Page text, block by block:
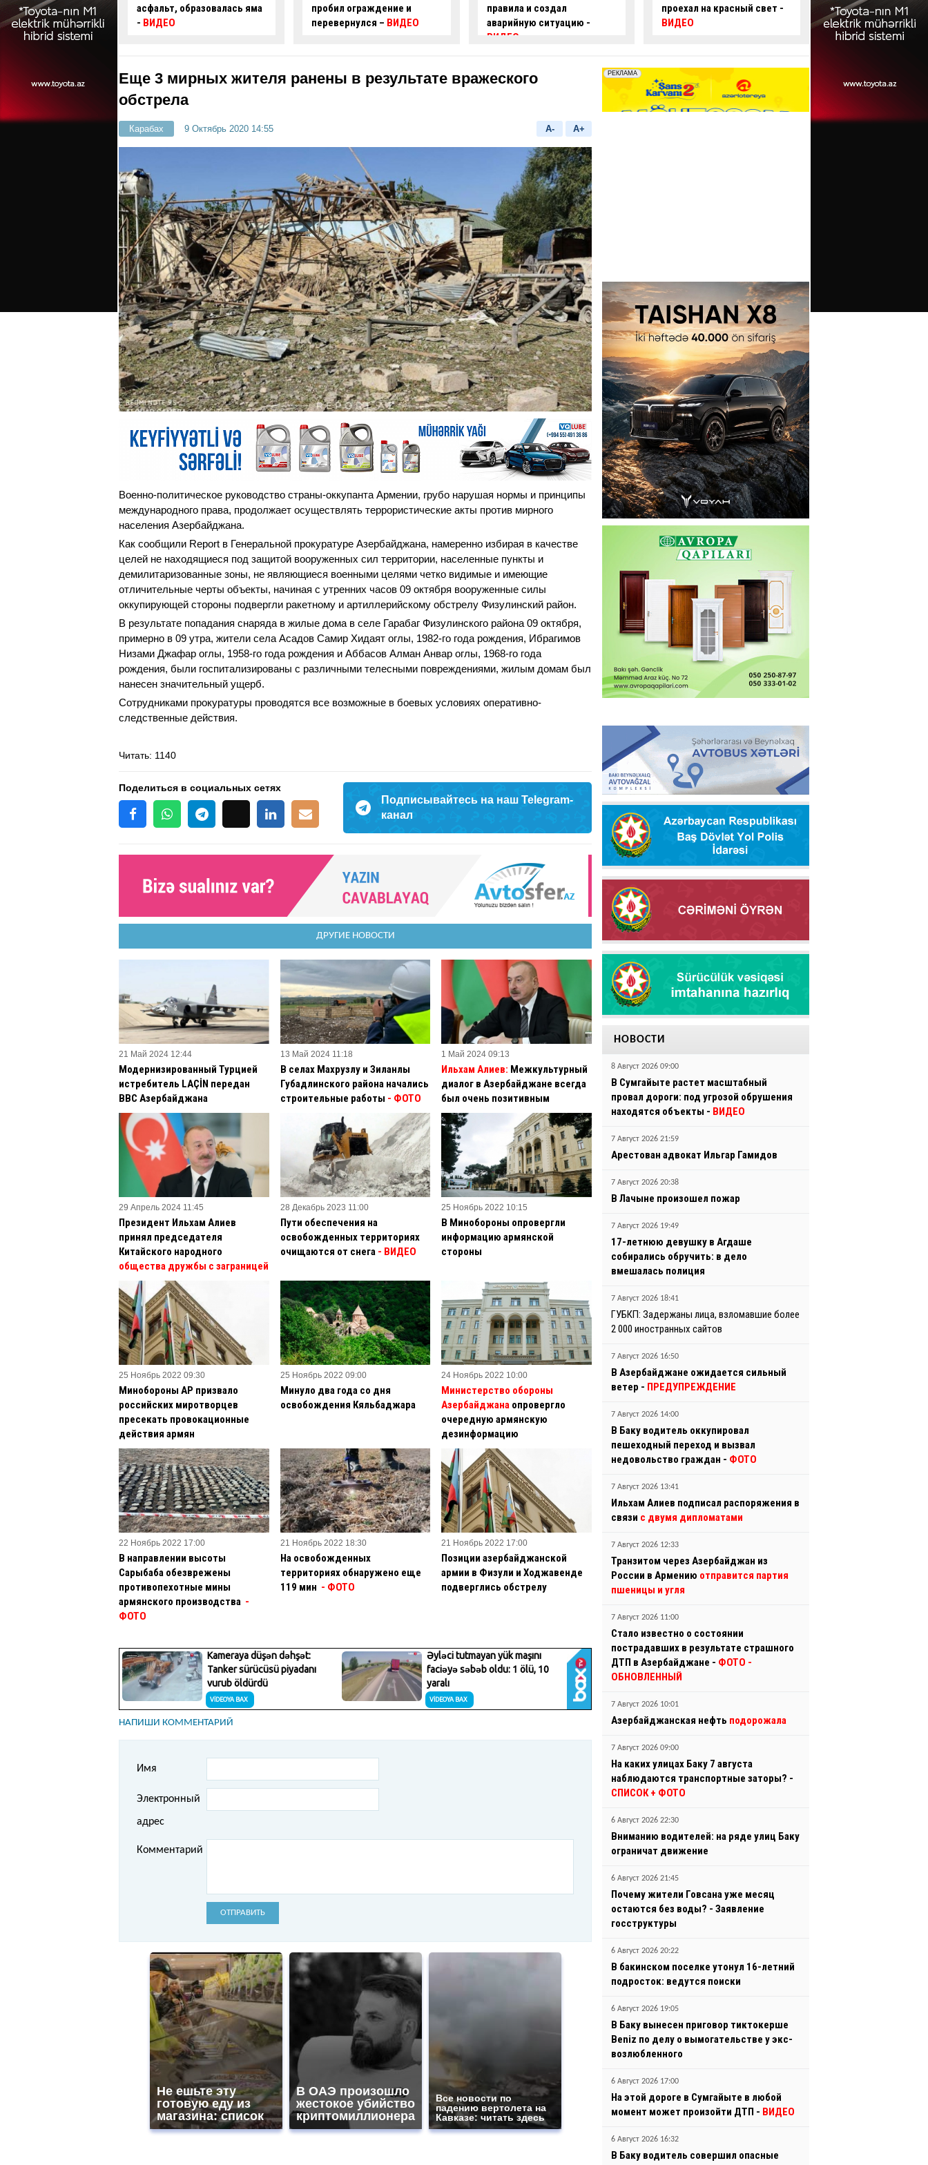
смертельное
погибший и
асфальт, образовалась яма
- ВИДЕО
пробил ограждение и
перевернулся – ВИДЕО
правила и создал
аварийную ситуацию -
ВИДЕО
проехал на красный свет -
ВИДЕО
оккупировал
переход и вызвал
недовольство
Еще 3 мирных жителя ранены в результате вражеского
обстрела
Карабах 9 Октябрь 2020 14:55 A- A+
Военно-политическое руководство страны-оккупанта​ Армении, грубо нарушая нормы и принципы
международного права, продолжает осуществлять​ террористические акты против мирного
населения Азербайджана.
Как сообщили Report в Генеральной прокуратуре Азербайджана, намеренно избирая в качестве
целей не находящиеся под защитой вооруженных сил территории, населенные пункты и​
демилитаризованные зоны, не являющиеся военными целями четко видимые и имеющие
отличительные черты объекты, начиная с утренних часов 09 октября​ вооруженные силы
оккупирующей стороны подвергли ракетному и артиллерийскому обстрелу Физулинский район.
В результате попадания снаряда в жилые дома в селе Гарабаг Физулинского района 09 октября,
примерно в 09 утра, жители села Асадов Самир Хидаят оглы, 1982-го года рождения, Ибрагимов
Низами Джафар оглы, 1958-го года рождения и Аббасов Алман Анвар оглы, 1968-го года
рождения, были госпитализированы с различными телесными повреждениями, жилым домам был
нанесен значительный ущерб. ​
Сотрудниками прокуратуры проводятся все возможные в боевых условиях оперативно-
следственные действия.
Читать: 1140
Поделиться в социальных сетях
Подписывайтесь на наш Telegram-
канал
ДРУГИЕ НОВОСТИ
21 Май 2024 12:44
Модернизированный Турцией
истребитель LAÇİN передан
ВВС Азербайджана
13 Май 2024 11:18
В селах Махрузлу и Зиланлы
Губадлинского района начались
строительные работы - ФОТО
1 Май 2024 09:13
Ильхам Алиев: Межкультурный
диалог в Азербайджане всегда
был очень позитивным
29 Апрель 2024 11:45
Президент Ильхам Алиев
принял председателя
Китайского народного
общества дружбы с заграницей
28 Декабрь 2023 11:00
Пути обеспечения на
освобожденных территориях
очищаются от снега - ВИДЕО
25 Ноябрь 2022 10:15
В Минобороны опровергли
информацию армянской
стороны
25 Ноябрь 2022 09:30
Минобороны АР призвало
российских миротворцев
пресекать провокационные
действия армян
25 Ноябрь 2022 09:00
Минуло два года со дня
освобождения Кяльбаджара
24 Ноябрь 2022 10:00
Министерство обороны
Азербайджана опровергло
очередную армянскую
дезинформацию
22 Ноябрь 2022 17:00
В направлении высоты
Сарыбаба обезврежены
противопехотные мины
армянского производства -
ФОТО
21 Ноябрь 2022 18:30
На освобожденных
территориях обнаружено еще
119 мин - ФОТО
21 Ноябрь 2022 17:00
Позиции азербайджанской
армии в Физули и Ходжавенде
подверглись обстрелу
НАПИШИ КОММЕНТАРИЙ
Имя
Электронный
адрес
Комментарий
ОТПРАВИТЬ
Не ешьте эту
готовую еду из
магазина: список
В ОАЭ произошло
жестокое убийство
криптомиллионера
Все новости по
падению вертолета на
Кавказе: читать здесь
НОВОСТИ
8 Август 2026 09:00
В Сумгайыте растет масштабный
провал дороги: под угрозой обрушения
находятся объекты - ВИДЕО
7 Август 2026 21:59
Арестован адвокат Ильгар Гамидов
7 Август 2026 20:38
В Лачыне произошел пожар
7 Август 2026 19:49
17-летнюю девушку в Агдаше
собирались обручить: в дело
вмешалась полиция
7 Август 2026 18:41
ГУБКП: Задержаны лица, взломавшие более
2 000 иностранных сайтов
7 Август 2026 16:50
В Азербайджане ожидается сильный
ветер - ПРЕДУПРЕЖДЕНИЕ
7 Август 2026 14:00
В Баку водитель оккупировал
пешеходный переход и вызвал
недовольство граждан - ФОТО
7 Август 2026 13:41
Ильхам Алиев подписал распоряжения в
связи с двумя дипломатами
7 Август 2026 12:33
Транзитом через Азербайджан из
России в Армению отправится партия
пшеницы и угля
7 Август 2026 11:00
Стало известно о состоянии
пострадавших в результате страшного
ДТП в Азербайджане - ФОТО -
ОБНОВЛЕННЫЙ
7 Август 2026 10:01
Азербайджанская нефть подорожала
7 Август 2026 09:00
На каких улицах Баку 7 августа
наблюдаются транспортные заторы? -
СПИСОК + ФОТО
6 Август 2026 22:30
Вниманию водителей: на ряде улиц Баку
ограничат движение
6 Август 2026 21:45
Почему жители Говсана уже месяц
остаются без воды? - Заявление
госструктуры
6 Август 2026 20:22
В бакинском поселке утонул 16-летний
подросток: ведутся поиски
6 Август 2026 19:05
В Баку вынесен приговор тиктокерше
Beniz по делу о вымогательстве у экс-
возлюбленного
6 Август 2026 17:00
На этой дороге в Сумгайыте в любой
момент может произойти ДТП - ВИДЕО
6 Август 2026 16:32
В Баку водитель совершил опасные